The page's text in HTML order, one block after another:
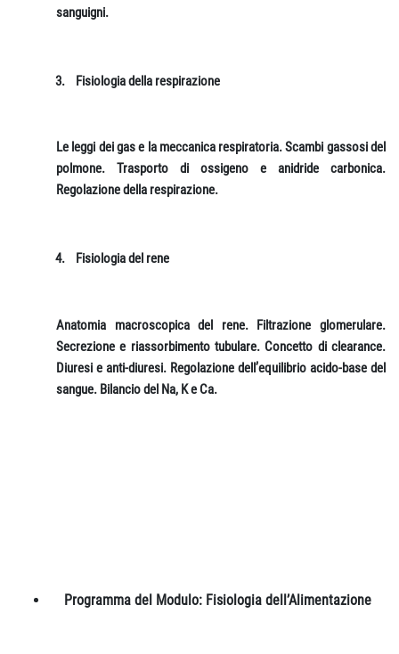
sanguigni.
3. Fisiologia della respirazione
Le leggi dei gas e la meccanica respiratoria. Scambi gassosi del
polmone. Trasporto di ossigeno e anidride carbonica.
Regolazione della respirazione.
4. Fisiologia del rene
Anatomia macroscopica del rene. Filtrazione glomerulare.
Secrezione e riassorbimento tubulare. Concetto di clearance.
Diuresi e anti-diuresi. Regolazione dell’equilibrio acido-base del
sangue. Bilancio del Na, K e Ca.
Programma del Modulo: Fisiologia dell’Alimentazione